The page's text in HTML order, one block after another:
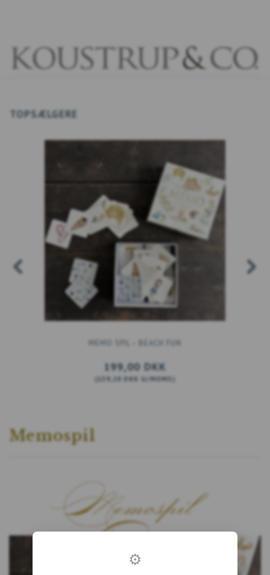
TOPSÆLGERE
MEMO SPIL – BEACH FUN
199,00 DKK
159,20 DKK U/MOMS
Memospil
⚙